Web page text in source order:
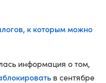
к которым можно
информация о том,
в сентябре